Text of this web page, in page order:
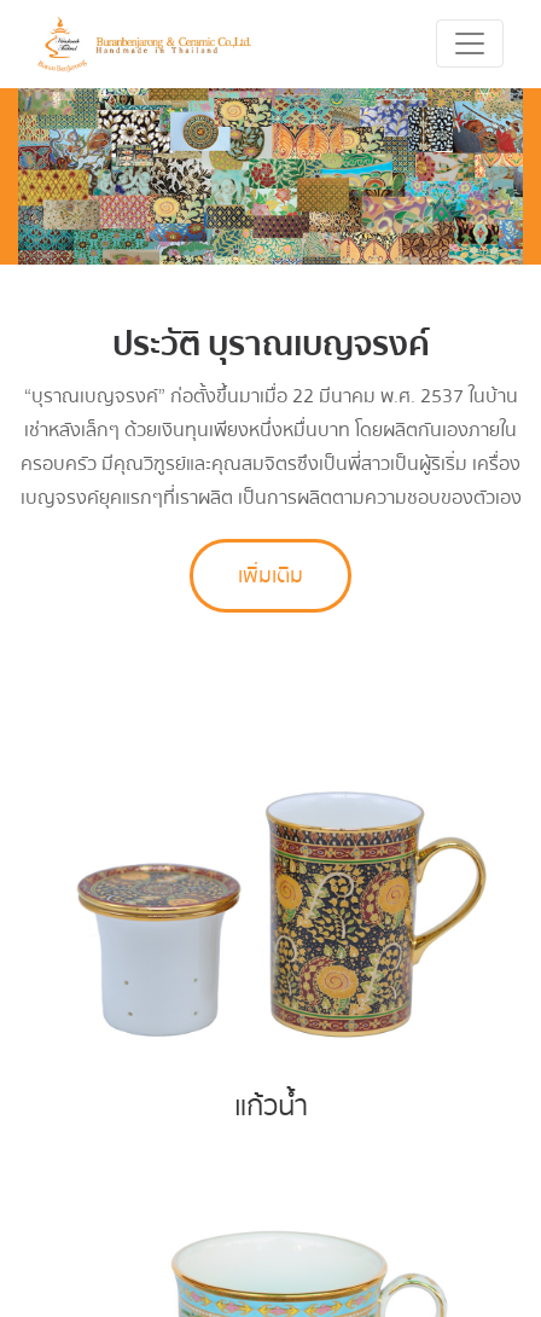
ประวัติ บุราณเบญจรงค์
“บุราณเบญจรงค์” ก่อตั้งขึ้นมาเมื่อ 22 มีนาคม พ.ศ. 2537 ในบ้าน
เช่าหลังเล็กๆ ด้วยเงินทุนเพียงหนึ่งหมื่นบาท โดยผลิตกันเองภายใน
ครอบครัว มีคุณวิฑูรย์และคุณสมจิตรซึงเป็นพี่สาวเป็นผู้ริเริ่ม เครื่อง
เบญจรงค์ยุคแรกๆที่เราผลิต เป็นการผลิตตามความชอบของตัวเอง
เพิ่มเติม
แก้วน้ำ